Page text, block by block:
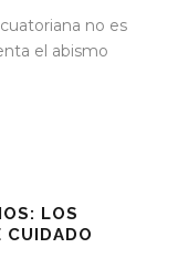
no es
el abismo
LOS
CUIDADO